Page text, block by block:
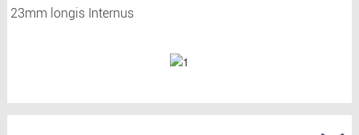
23mm longis Internus